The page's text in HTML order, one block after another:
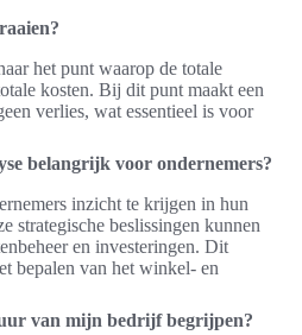
het punt waarop de totale
kosten. Bij dit punt maakt een
verlies, wat essentieel is voor
belangrijk voor ondernemers?
inzicht te krijgen in hun
strategische beslissingen kunnen
en investeringen. Dit
bepalen van het winkel- en
van mijn bedrijf begrijpen?